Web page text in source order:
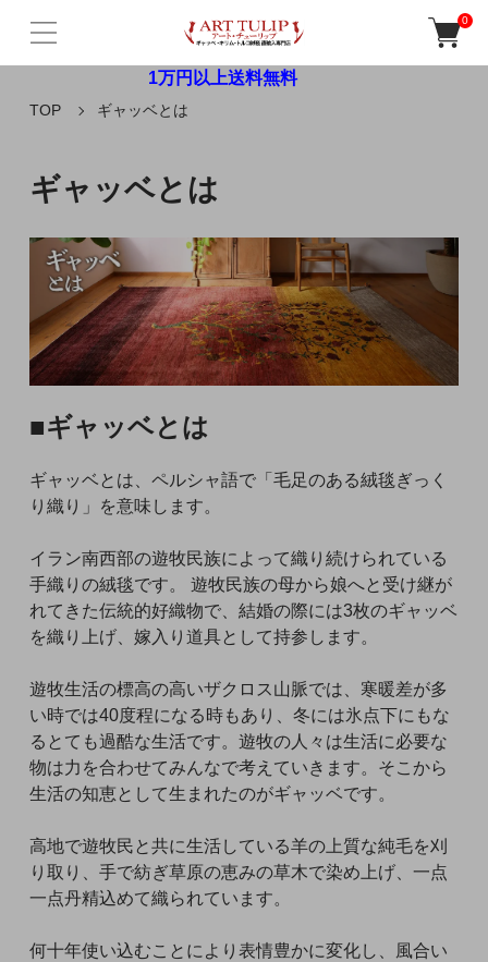
1万円以上送料無料
0
TOP ギャッベとは
ギャッベとは
■ギャッベとは
ギャッベとは、ペルシャ語で「毛足のある絨毯ぎっく
り織り」を意味します。
イラン南西部の遊牧民族によって織り続けられている
手織りの絨毯です。 遊牧民族の母から娘へと受け継が
れてきた伝統的好織物で、結婚の際には3枚のギャッベ
を織り上げ、嫁入り道具として持参します。
遊牧生活の標高の高いザクロス山脈では、寒暖差が多
い時では40度程になる時もあり、冬には氷点下にもな
るとても過酷な生活です。遊牧の人々は生活に必要な
物は力を合わせてみんなで考えていきます。そこから
生活の知恵として生まれたのがギャッベです。
高地で遊牧民と共に生活している羊の上質な純毛を刈
り取り、手で紡ぎ草原の恵みの草木で染め上げ、一点
一点丹精込めて織られています。
何十年使い込むことにより表情豊かに変化し、風合い